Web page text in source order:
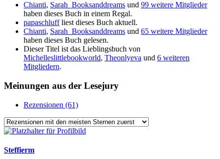
Chianti, Sarah_Booksanddreams und 99 weitere Mitglieder
haben dieses Buch in einem Regal.
papaschluffliest dieses Buch aktuell.
Chianti, Sarah_Booksanddreams und 65 weitere Mitglieder
haben dieses Buch gelesen.
Dieser Titel ist das Lieblingsbuch von
Michelleslittlebookworld, Theonlyeva und 6 weiteren
Mitgliedern.
Meinungen aus der Lesejury
Rezensionen (61)
Steffierm